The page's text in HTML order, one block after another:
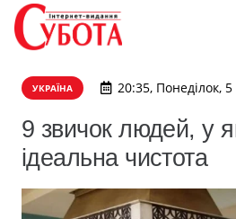
УКРАЇНА 20:35, Понеділок,
9 звичок людей, у
ідеальна чистота